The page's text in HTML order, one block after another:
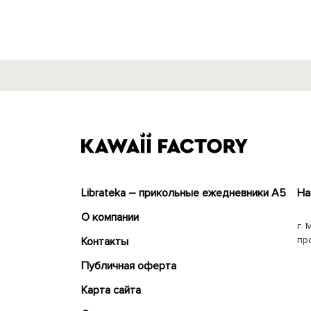
Librateka – прикольные ежедневники А5
О компании
Контакты
Публичная оферта
Карта сайта
г.